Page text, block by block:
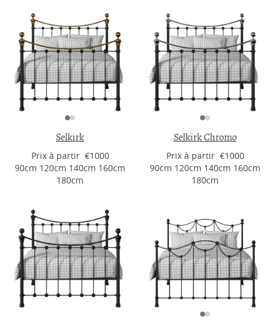
Selkirk
Prix ​​à partir €1000
90cm 120cm 140cm 160cm
180cm
Selkirk Chromo
Prix ​​à partir €1000
90cm 120cm 140cm 160cm
180cm